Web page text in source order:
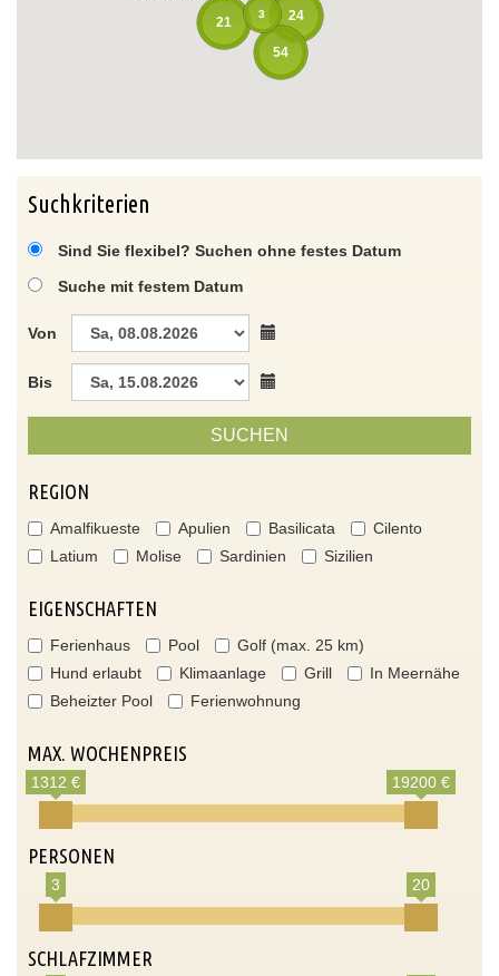
24
54
21
3
Suchkriterien
Sind Sie flexibel? Suchen ohne festes Datum
Suche mit festem Datum
Von
Bis
SUCHEN
REGION
Amalfikueste Apulien Basilicata
Cilento
Latium
Molise Sardinien Sizilien
EIGENSCHAFTEN
Ferienhaus Pool
Golf (max. 25 km)
Hund erlaubt
Klimaanlage Grill
In Meernähe
Beheizter Pool
Ferienwohnung
MAX. WOCHENPREIS
1312 € 19200 €
PERSONEN
3 20
SCHLAFZIMMER